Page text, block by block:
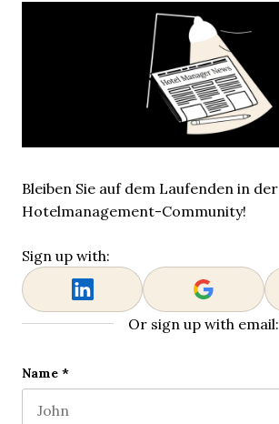
Bleiben Sie auf dem Laufenden in der
Hotelmanagement-Community!
Sign up with:
Or sign up with email:
Facebook
Name*